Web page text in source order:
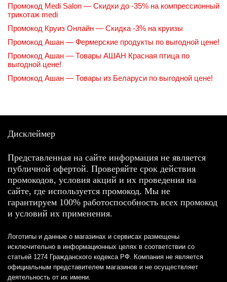
Промокод Medi Salon — Скидки до -35% на компрессионный
трикотаж medi
Промокод Круиз Онлайн — Скидка -3% на круизы
Промокод Ашан — Фермерские продукты по выгодной цене!
Промокод Ашан — Товары АШАН Красная птица по
выгодной цене!
Промокод Ашан — Товары из Беларуси по выгодной цене!
Дисклеймер
Представленная на сайте информация не является
публичной офертой. Проверяйте срок действия
промокодов, условия акций и их проведения на
сайте, где используется промокод. Мы не
гарантируем 100% работоспособность всех промокод
и условий их применения.
Логотипы и данные о магазинах и сервисах размещены
исключительно в информационных целях в соответствии со
статьей 1274 Гражданского кодекса РФ. Компания не является
официальным представителем магазинов и не осуществляет
деятельность от их имени.